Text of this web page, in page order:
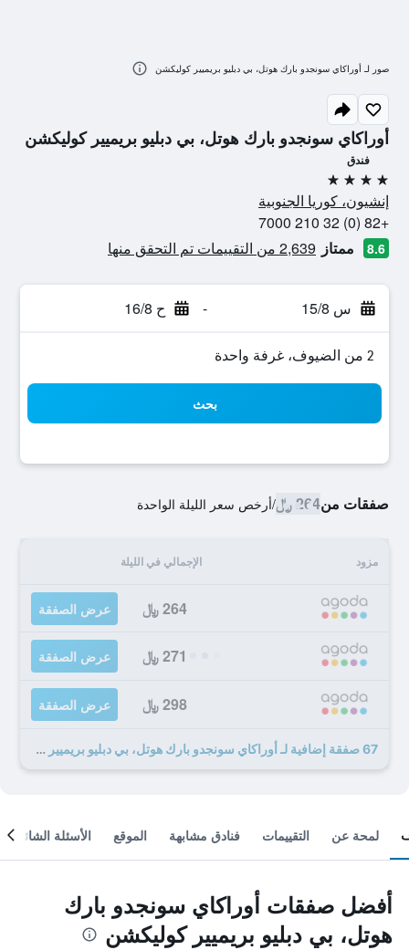
أوراكاي سونجدو بارك هوتل، بي دبليو بريميير كوليكشن
فندق
4 نجوم
إنشيون، كوريا الجنوبية
+82 (0) 32 210 7000
8.6 ممتاز 2,639 من التقييمات تم التحقق منها
س 15/8 - ح 16/8
2 من الضيوف، غرفة واحدة
بحث
صفقات من264 ﷼ /أرخص سعر الليلة الواحدة
مزود الإجمالي في الليلة
264 ﷼ عرض الصفقة
271 ﷼ عرض الصفقة
298 ﷼ عرض الصفقة
67 صفقة إضافية لـ أوراكاي سونجدو بارك هوتل، بي دبليو بريميير كوليكشن
صور لـ أوراكاي سونجدو بارك هوتل، بي دبليو بريميير كوليكشن
لمحة عن التقييمات فنادق مشابهة الموقع الأسئلة الشائعة
أفضل صفقات أوراكاي سونجدو بارك
هوتل، بي دبليو بريميير كوليكشن